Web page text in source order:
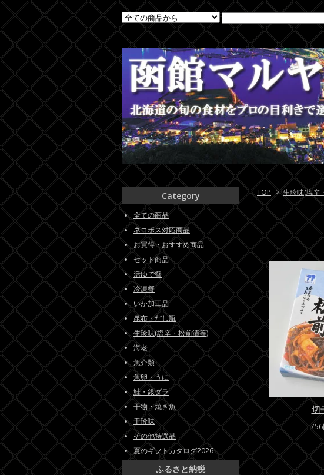
TOP > 生珍味(塩辛
切
756
Category
全ての商品
ネコポス対応商品
お買得・おすすめ商品
セット商品
活ゆで蟹
冷凍蟹
いか加工品
昆布・だし瓶
生珍味(塩辛・松前漬等)
海老
魚介類
魚卵・うに
鮭・銀ダラ
干物・焼き魚
干珍味
その他特選品
夏のギフトカタログ2026
ふるさと納税